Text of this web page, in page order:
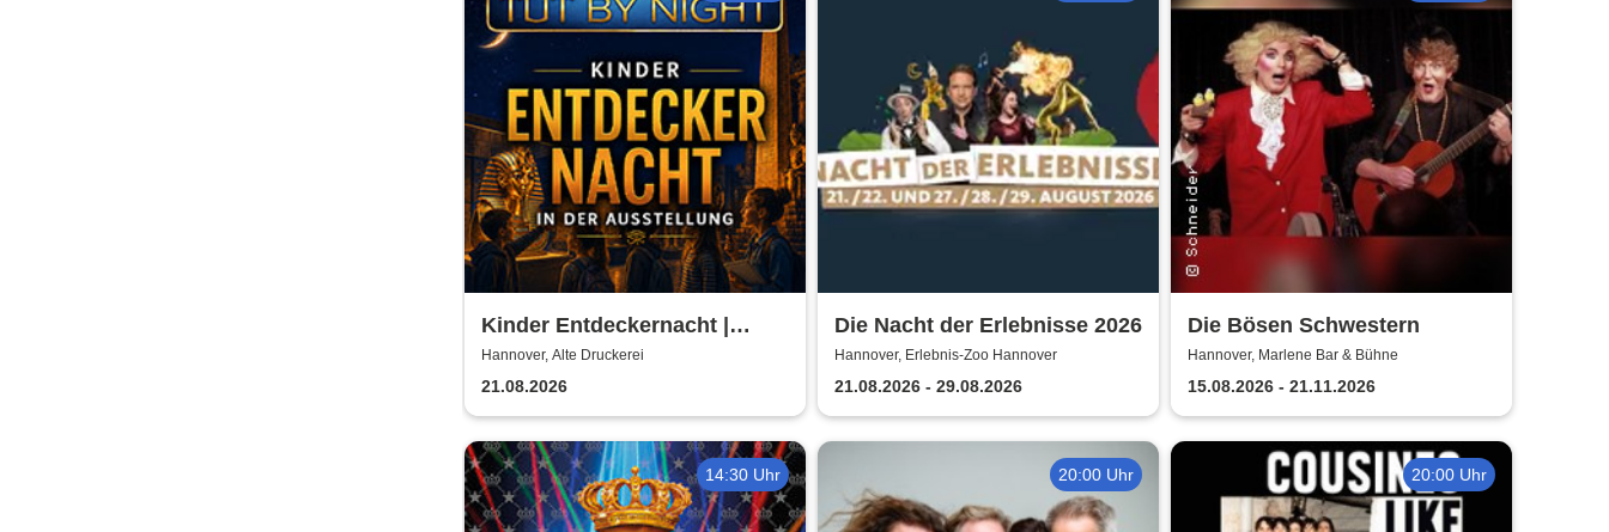
Kinder Entdeckernacht |
TUTANCHAMUN | Hannover -
Ein Immersives Abenteuer
Hannover, Alte Druckerei
21.08.2026
Die Nacht der Erlebnisse 2026
Hannover, Erlebnis-Zoo Hannover
21.08.2026 - 29.08.2026
Die Bösen Schwestern
Hannover, Marlene Bar & Bühne
15.08.2026 - 21.11.2026
14:30 Uhr 20:00 Uhr 20:00 Uhr